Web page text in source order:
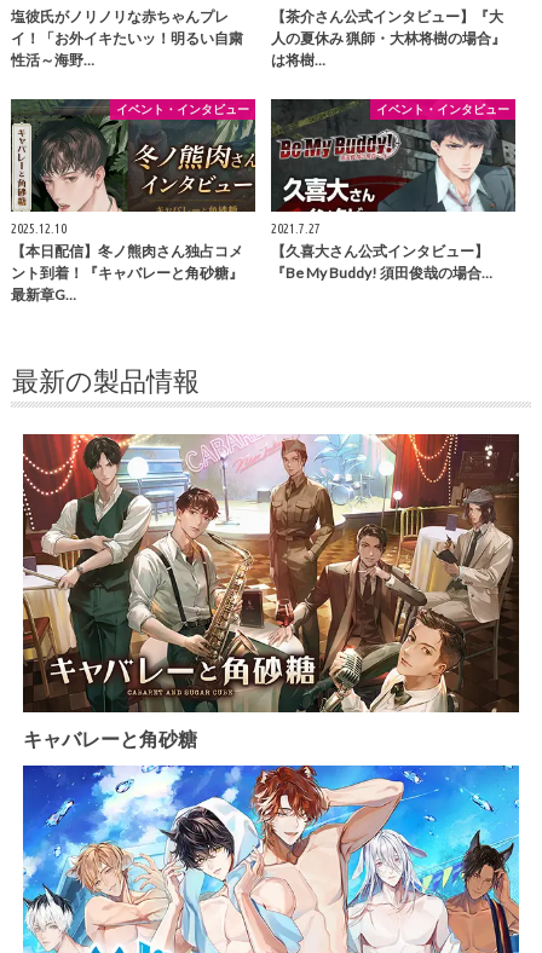
塩彼氏がノリノリな赤ちゃんプレ
イ！「お外イキたいッ！明るい自粛
性活～海野…
【茶介さん公式インタビュー】『大
人の夏休み 猟師・大林将樹の場合』
は将樹…
イベント・インタビュー
2025.12.10
【本日配信】冬ノ熊肉さん独占コメ
ント到着！『キャバレーと角砂糖』
最新章G…
イベント・インタビュー
2021.7.27
【久喜大さん公式インタビュー】
『Be My Buddy! 須田俊哉の場合…
最新の製品情報
キャバレーと角砂糖